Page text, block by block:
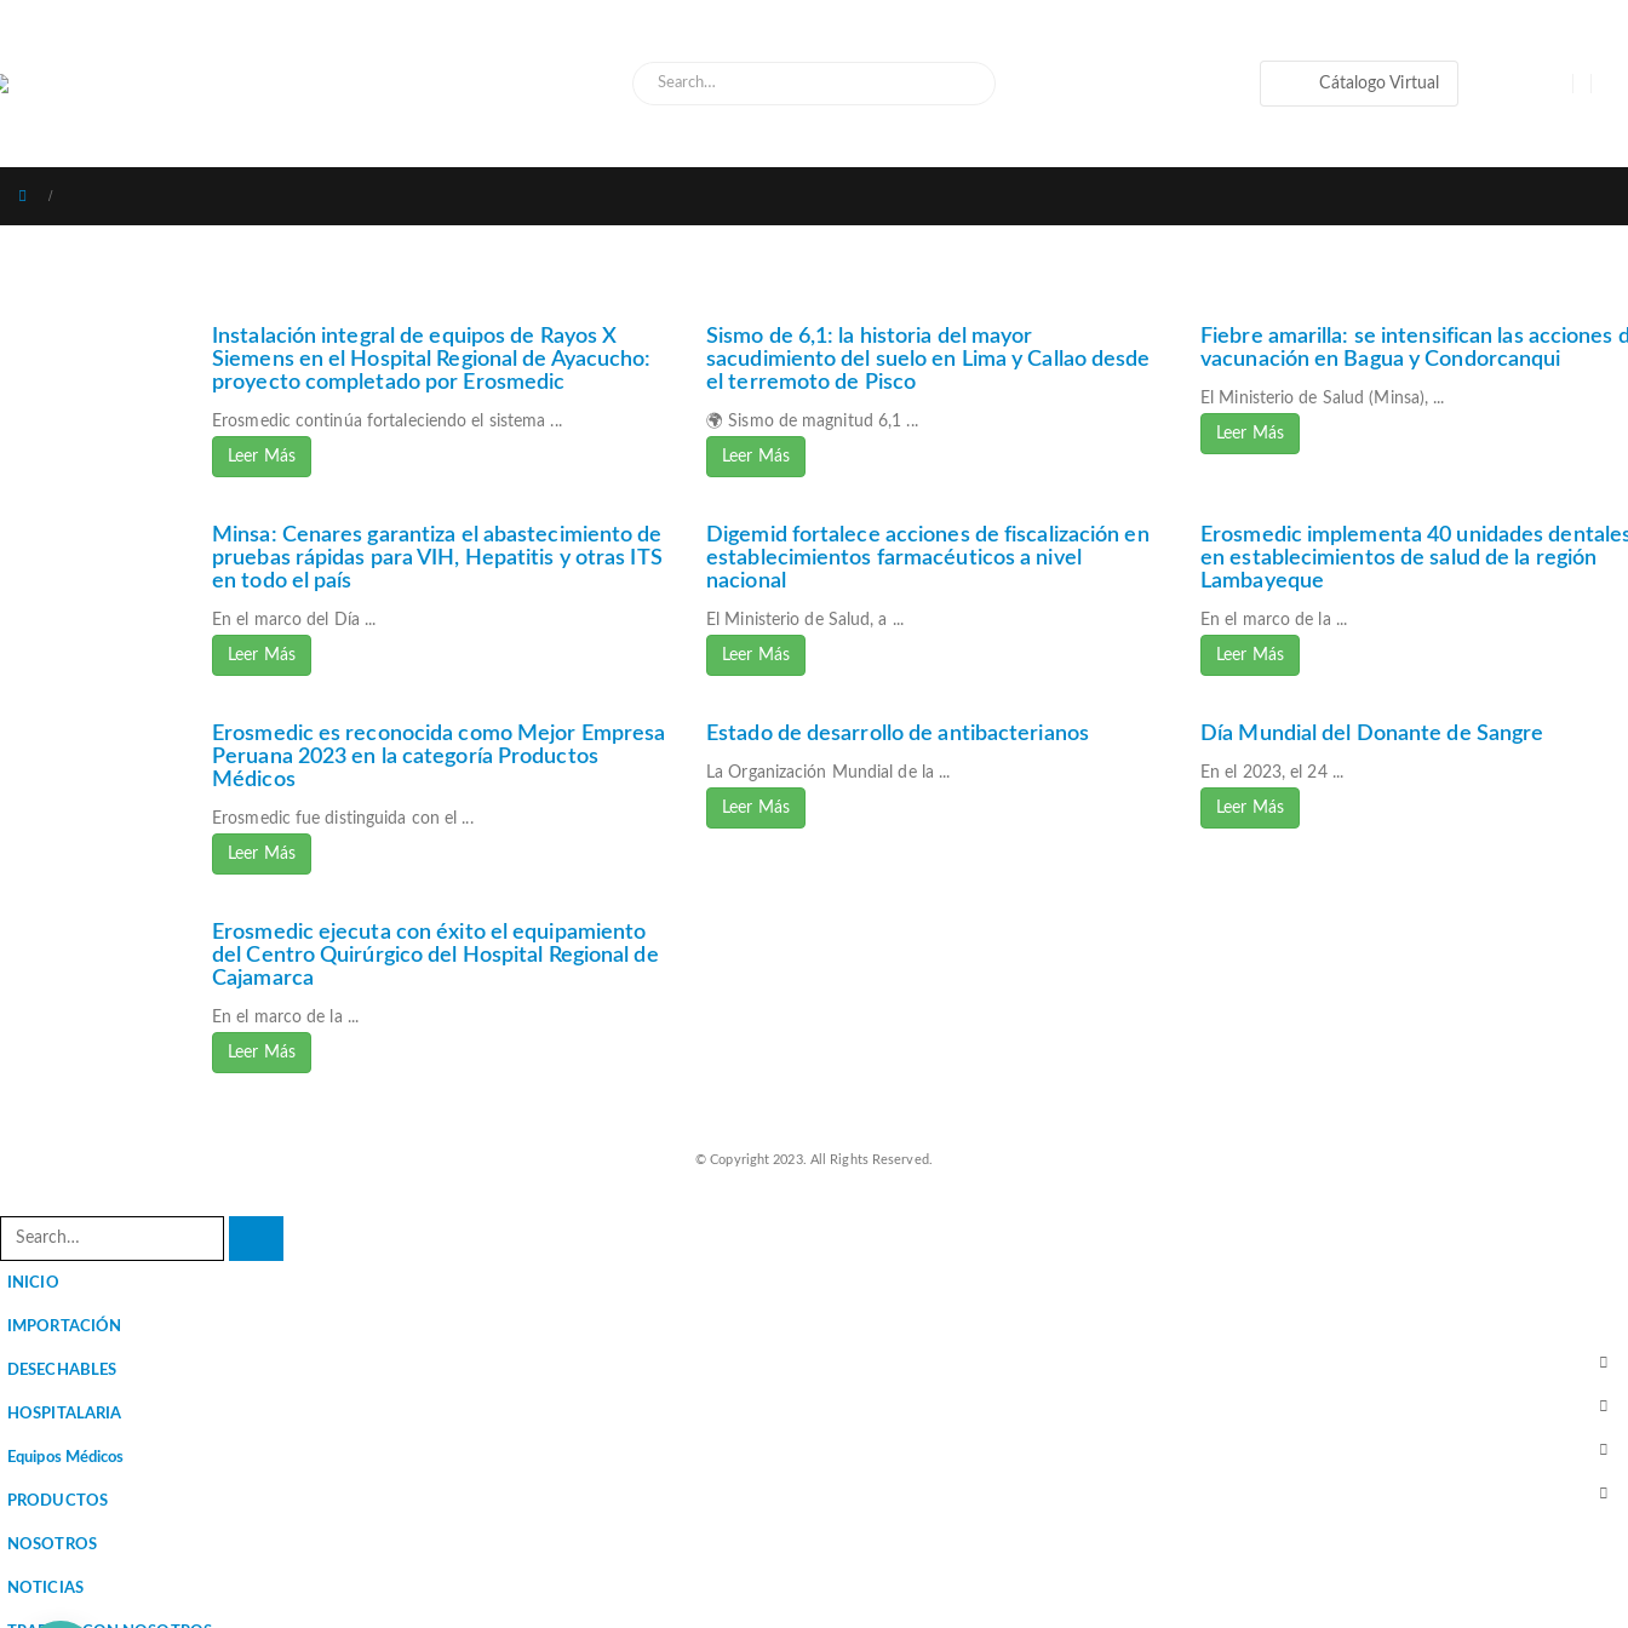
Cátalogo Virtual
Instalación integral de equipos de Rayos X
Siemens en el Hospital Regional de Ayacucho:
proyecto completado por Erosmedic
Erosmedic continúa fortaleciendo el sistema ...
Leer Más
Sismo de 6,1: la historia del mayor
sacudimiento del suelo en Lima y Callao desde
el terremoto de Pisco
🌍 Sismo de magnitud 6,1 ...
Leer Más
Fiebre amarilla: se intensifican las acciones
vacunación en Bagua y Condorcanqui
El Ministerio de Salud (Minsa), ...
Leer Más
Minsa: Cenares garantiza el abastecimiento de
pruebas rápidas para VIH, Hepatitis y otras ITS
en todo el país
En el marco del Día ...
Leer Más
Digemid fortalece acciones de fiscalización en
establecimientos farmacéuticos a nivel
nacional
El Ministerio de Salud, a ...
Leer Más
Erosmedic implementa 40 unidades
en establecimientos de salud de la región
Lambayeque
En el marco de la ...
Leer Más
Erosmedic es reconocida como Mejor Empresa
Peruana 2023 en la categoría Productos
Médicos
Erosmedic fue distinguida con el ...
Leer Más
Estado de desarrollo de antibacterianos
La Organización Mundial de la ...
Leer Más
Día Mundial del Donante de Sangre
En el 2023, el 24 ...
Leer Más
Erosmedic ejecuta con éxito el equipamiento
del Centro Quirúrgico del Hospital Regional de
Cajamarca
En el marco de la ...
Leer Más
© Copyright 2023. All Rights Reserved.
INICIO
IMPORTACIÓN
DESECHABLES
HOSPITALARIA
Equipos Médicos
PRODUCTOS
NOSOTROS
NOTICIAS